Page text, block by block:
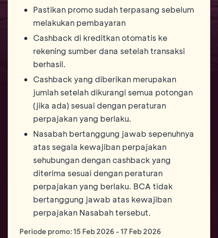
Pastikan promo sudah terpasang sebelum
melakukan pembayaran
Cashback di kreditkan otomatis ke
rekening sumber dana setelah transaksi
berhasil.
Cashback yang diberikan merupakan
jumlah setelah dikurangi semua potongan
(jika ada) sesuai dengan peraturan
perpajakan yang berlaku.
Nasabah bertanggung jawab sepenuhnya
atas segala kewajiban perpajakan
sehubungan dengan cashback yang
diterima sesuai dengan peraturan
perpajakan yang berlaku. BCA tidak
bertanggung jawab atas kewajiban
perpajakan Nasabah tersebut.
Periode promo: 15 Feb 2026 - 17 Feb 2026